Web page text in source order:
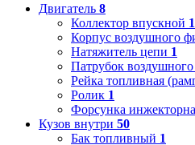
Двигатель 8
Коллектор впускной 1
Корпус воздушного
Натяжитель цепи 1
Патрубок воздушного
Рейка топливная
Ролик 1
Форсунка
Кузов внутри 50
Бак топливный 1